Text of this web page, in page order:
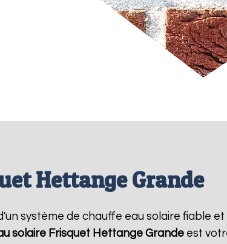
Hettange Grande
système de chauffe eau solaire fiable
solaire Frisquet Hettange Grande est